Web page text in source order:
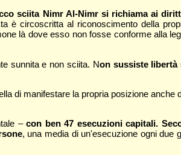
sciita Nimr Al-Nimr si richiama ai
circoscritta al riconoscimento della
là dove esso non fosse conforme alla
sunnita e non sciita. Non sussiste libertà
di manifestare la propria posizione anche
–con ben 47 esecuzioni capitali.
, una media di un'esecuzione ogni due